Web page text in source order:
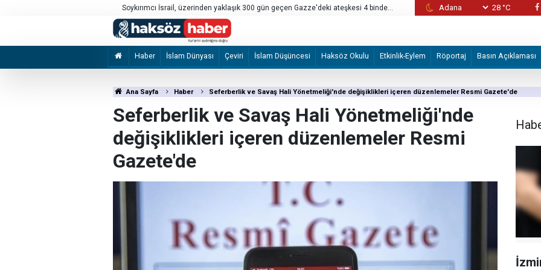
Soykırımcı İsrail, üzerinden yaklaşık 300 gün geçen Gazze'deki ateşkesi 4 binden
fazla kez ihlal etti
Avrupa'da bu yılki orman yangınlarının
28 °C
Haber İslam Dünyası Çeviri İslam Düşüncesi Haksöz Okulu Etkinlik-Eylem Röportaj Basın Açıklaması
Ana Sayfa Haber Seferberlik ve Savaş Hali Yönetmeliği'nde değişiklikleri içeren düzenlemeler Resmi Gazete'de
Seferberlik ve Savaş Hali Yönetmeliği'nde
değişiklikleri içeren düzenlemeler Resmi
Gazete'de